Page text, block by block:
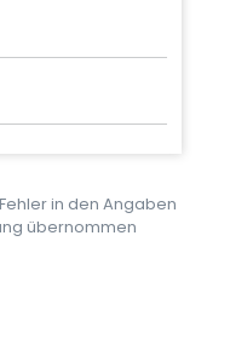
in den Angaben
übernommen